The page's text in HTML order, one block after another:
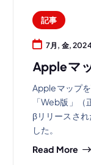
記事
7月, 金,
Appleマ
Appleマップ
「Web版」
βリリースさ
した。
Read More